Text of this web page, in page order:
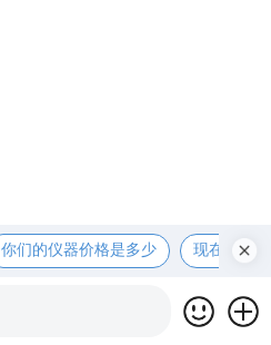
你们的仪器价格是多少 现在有优